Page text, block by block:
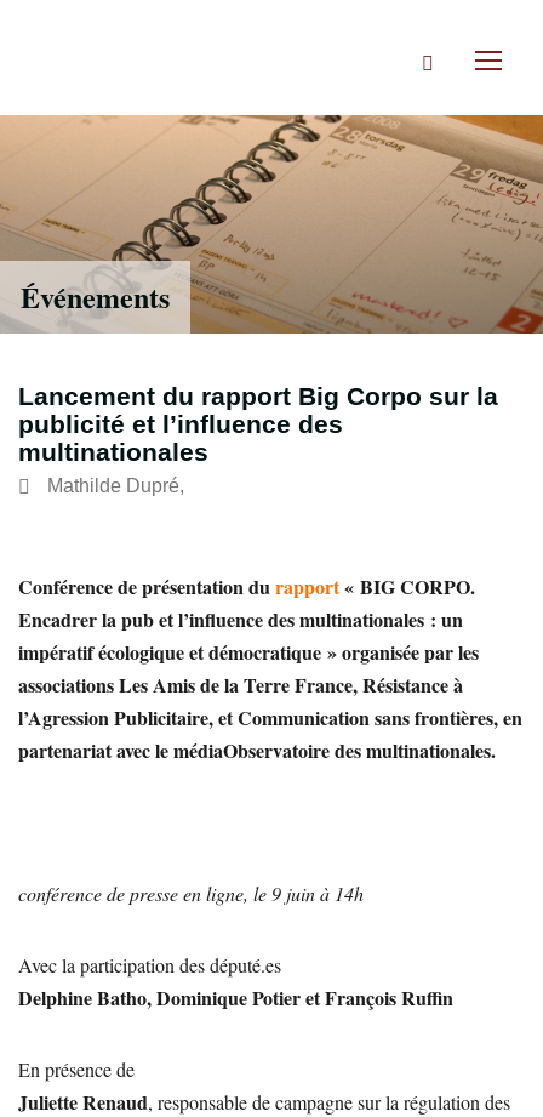
Rechercher
Événements
Lancement du rapport Big Corpo sur la
publicité et l’influence des
multinationales
Mathilde Dupré,
Conférence de présentation durapport« BIG CORPO.
Encadrer la pub et l’influence des multinationales : un
impératif écologique et démocratique » organisée par les
associations Les Amis de la Terre France, Résistance à
l’Agression Publicitaire, et Communication sans frontières, en
partenariat avec le médiaObservatoire des multinationales.
conférence de presse en ligne, le 9 juin à 14h
Avec la participation des député.es
Delphine Batho, Dominique Potier et François Ruffin
En présence de
Juliette Renaud, responsable de campagne sur la régulation des